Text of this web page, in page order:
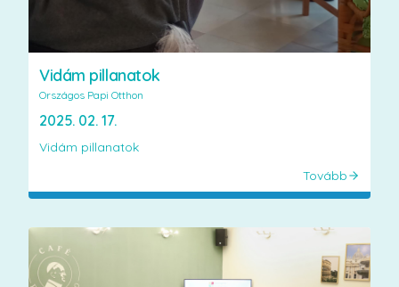
Vidám pillanatok
Országos Papi Otthon
2025. 02. 17.
Vidám pillanatok
Tovább